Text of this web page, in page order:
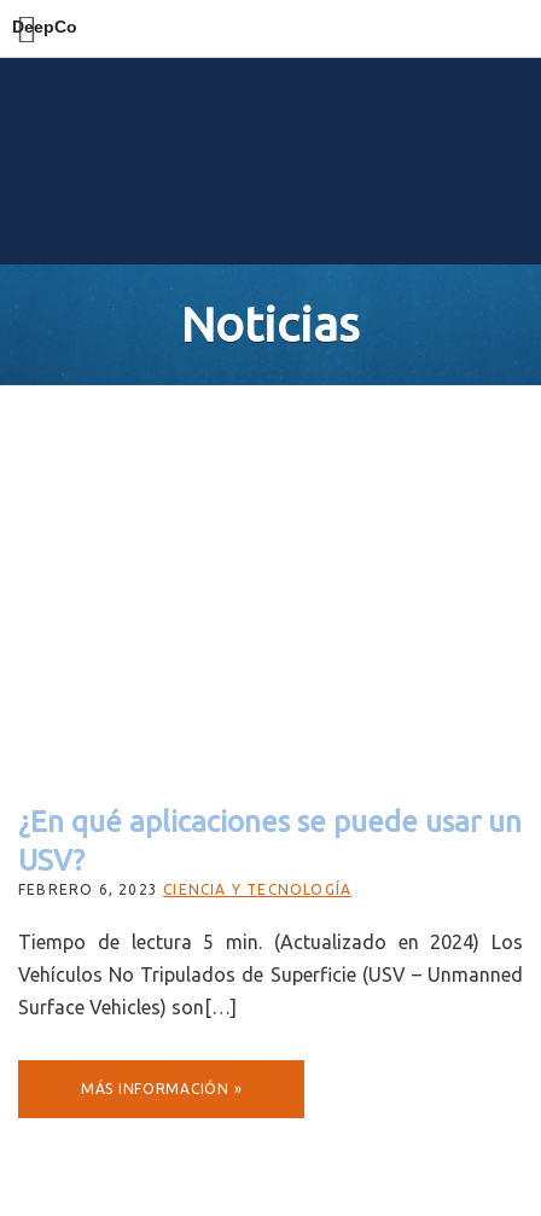
DeepCo
Noticias
¿En qué aplicaciones se puede usar un
USV?
FEBRERO 6, 2023 CIENCIA Y TECNOLOGÍA
Tiempo de lectura 5 min. (Actualizado en 2024) Los
Vehículos No Tripulados de Superficie (USV – Unmanned
Surface Vehicles) son[…]
MÁS INFORMACIÓN »